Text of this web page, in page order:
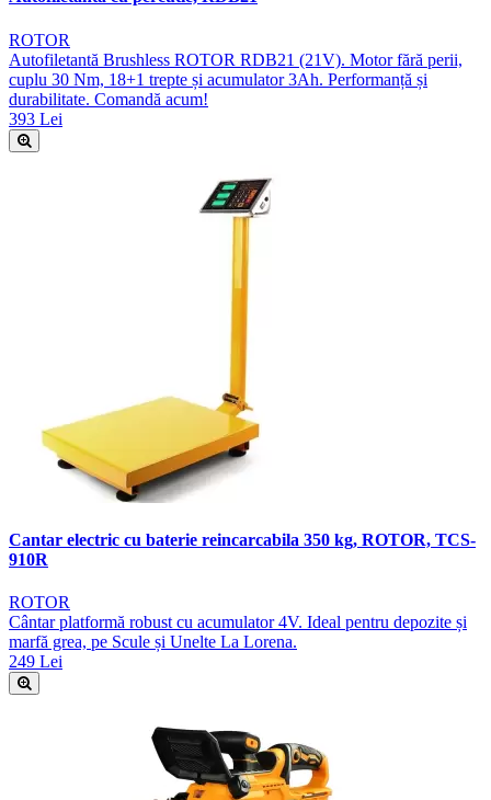
ROTOR
Autofiletantă Brushless ROTOR RDB21 (21V). Motor fără perii,
cuplu 30 Nm, 18+1 trepte și acumulator 3Ah. Performanță și
durabilitate. Comandă acum!
393 Lei
Cantar electric cu baterie reincarcabila 350 kg, ROTOR, TCS-
910R
ROTOR
Cântar platformă robust cu acumulator 4V. Ideal pentru depozite și
marfă grea, pe Scule și Unelte La Lorena.
249 Lei